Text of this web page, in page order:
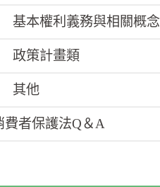
基本權利義務與相關概念
政策計畫類
其他
費者保護法Q＆A